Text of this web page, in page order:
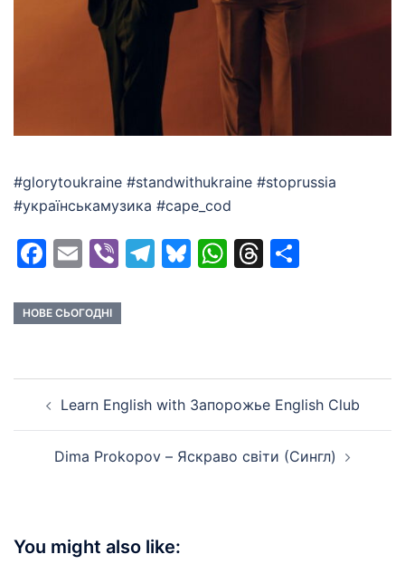
#glorytoukraine #standwithukraine #stoprussia
#українськамузика #cape_cod
Facebook
EmailViberTelegram
Bluesky
WhatsApp
Threads
НОВЕ СЬОГОДНІ
navigation
Learn English with Запорожье English Club
Dima Prokopov – Яскраво світи (Сингл)
You might also like: